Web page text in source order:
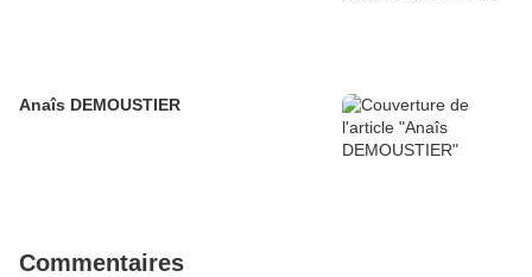
Anaîs DEMOUSTIER
Commentaires